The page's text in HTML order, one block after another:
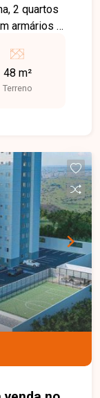
2 quartos
armários e
48 m²
Terreno